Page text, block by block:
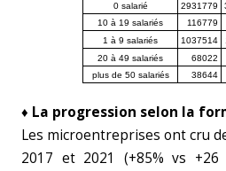
0 salarié
2931779
10 à 19 salariés
116779
1 à 9 salariés
1037514
20 à 49 salariés
68022
plus de 50 salariés
38644
♦ La progression selon la
Les microentreprises ont cru
2017 et 2021 (+85% vs